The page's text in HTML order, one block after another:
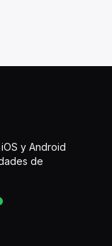
y Android
de